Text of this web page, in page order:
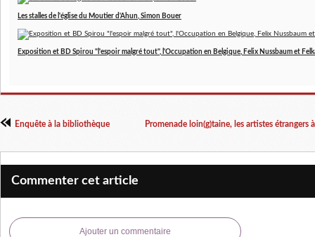
Les stalles de l'église du Moutier d'Ahun, Simon Bouer
Exposition et BD Spirou "l'espoir malgré tout", l'Occupation en Belgique, Felix Nussbaum et
Enquête à la bibliothèque Promenade loin(g)taine, les artistes
Commenter cet article
Ajouter un commentaire